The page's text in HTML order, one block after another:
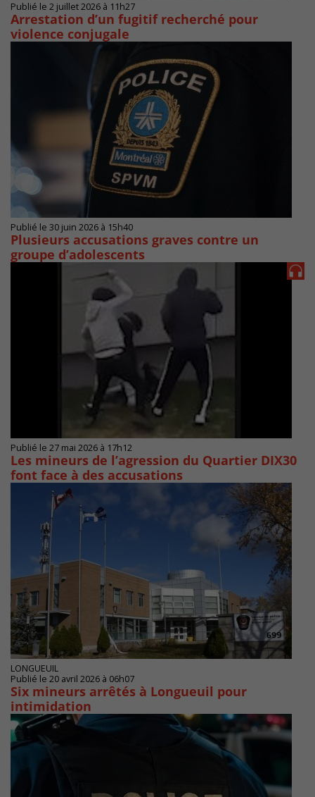
Publié le 2 juillet 2026 à 11h27
Arrestation d’un fugitif recherché pour
violence conjugale
Publié le 30 juin 2026 à 15h40
Plusieurs accusations graves contre un
groupe d’adolescents
Publié le 27 mai 2026 à 17h12
Les mineurs de l’agression du Quartier DIX30
font face à des accusations
LONGUEUIL
Publié le 20 avril 2026 à 06h07
Six mineurs arrêtés à Longueuil pour
intimidation